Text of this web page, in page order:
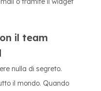
il team
nulla di segreto.
il mondo. Quando